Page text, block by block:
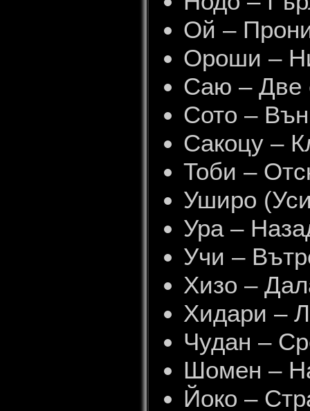
Ой –
Ороши –
Саю – Две
Сото –
Сакоцу –
Тоби –
Уширо
Ура –
Учи –
Хизо –
Хидари –
Чудан –
Шомен –
Йоко –